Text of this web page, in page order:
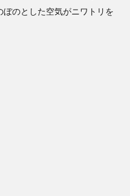
のとした空気がニワトリを